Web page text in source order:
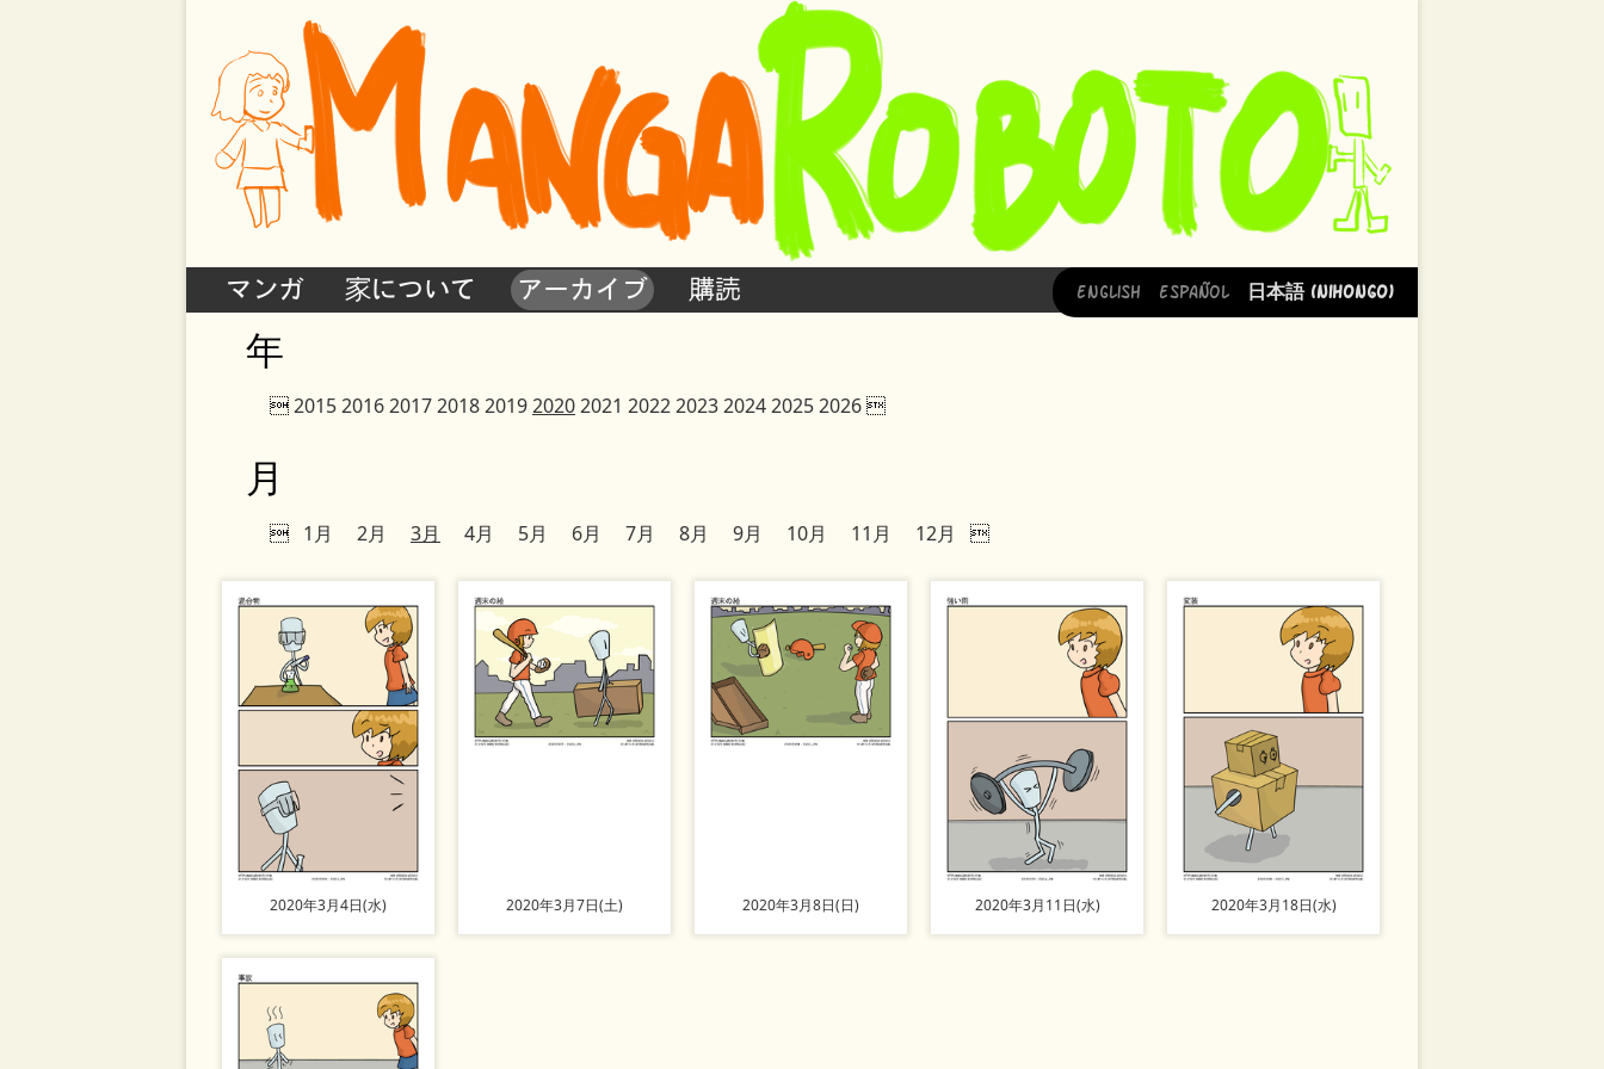
マンガ 家について アーカイブ 購読 English Español 日本語 (Nihongo)
年
2015201620172018201920202021 20222023202420252026
月
 1月 2月 3月 4月 5月 6月 7月 8月 9月 10月 11月 12月 
2020年3月4日(水) 2020年3月7日(土) 2020年3月8日(日) 2020年3月11日(水) 2020年3月18日(水)